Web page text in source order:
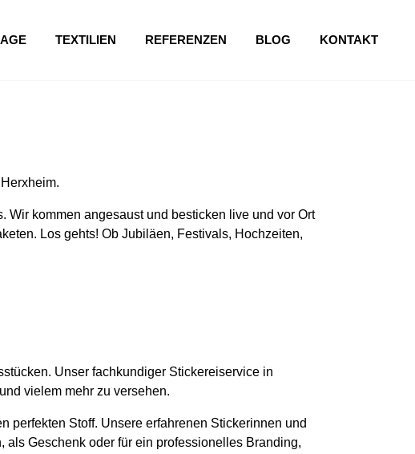
TEXTILIEN REFERENZEN BLOG KONTAKT
Wir kommen angesaust und besticken live und vor Ort
Los gehts! Ob Jubiläen, Festivals, Hochzeiten,
Unser fachkundiger Stickereiservice in
vielem mehr zu versehen.
perfekten Stoff. Unsere erfahrenen Stickerinnen und
Geschenk oder für ein professionelles Branding,